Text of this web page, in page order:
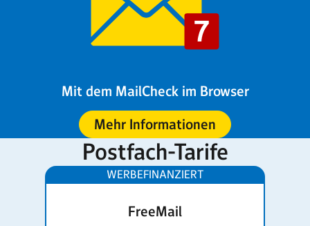
Mit dem MailCheck im Browser
Mehr Informationen
Postfach-Tarife
FreeMail